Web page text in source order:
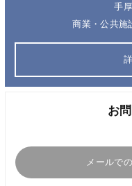
手
商業・公共施
お
メールで